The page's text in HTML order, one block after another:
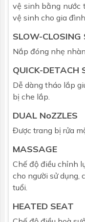
Nhiệt độ nước
ấm
3
Rửa một lần
chạm
Massage (Chỉ
Điều chỉnh vị
5
Công suất
làm nước
nóng
Thiết bị an
toàn
vệ sinh bằng nước
vệ sinh cho gia
SLOW-CLOSING
Nắp đóng nhẹ
QUICK-DETACH
Dễ dàng tháo lắp
bị che lắp.
DUAL NoZZLES
Được trang bị rửa
MASSAGE
Chế độ điều chỉnh
cho người sử dụng,
tuổi.
HEATED SEAT